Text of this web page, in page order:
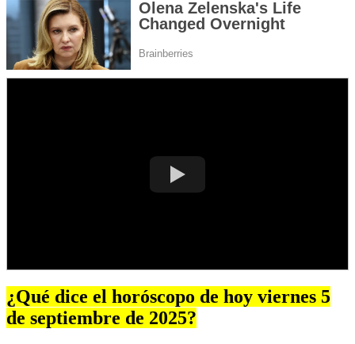
¿Qué dice el horóscopo de hoy viernes 5
de septiembre de 2025?